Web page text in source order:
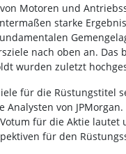
Motoren und
starke
nach oben an.
wurden zuletzt
für die Rüstungstitel
von
für die Aktie
für den